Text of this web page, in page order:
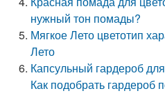
нужный тон помады?
Мягкое Лето цветотип
Лето
Капсульный гардероб
Как подобрать гардероб